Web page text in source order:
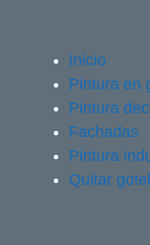
Inicio
Pintura en
Pintura
Fachadas
Pintura
Quitar